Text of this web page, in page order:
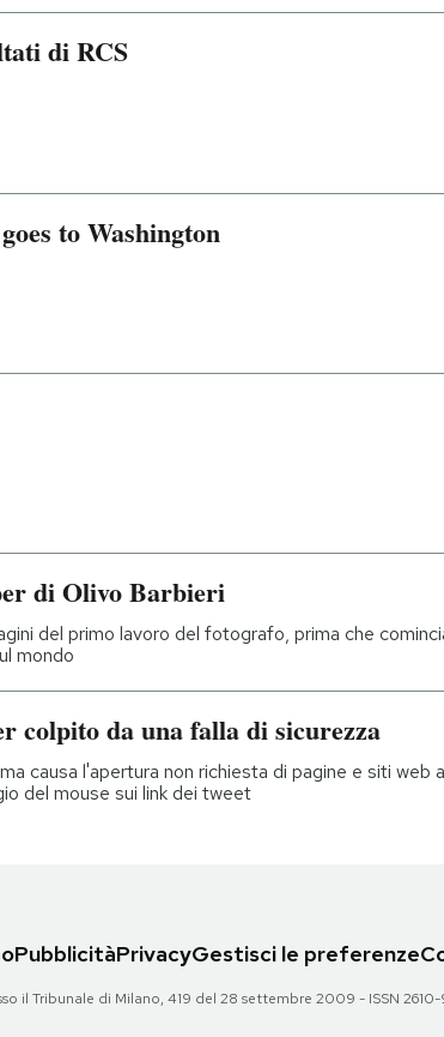
di RCS
to Washington
di Olivo Barbieri
del primo lavoro del fotografo, prima che
mondo
colpito da una falla di sicurezza
causa l'apertura non richiesta di pagine e siti web
del mouse sui link dei tweet
PubblicitàPrivacyGestisci le preferenze
il Tribunale di Milano, 419 del 28 settembre 2009 - ISSN